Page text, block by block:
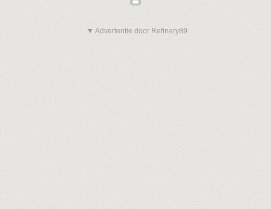
▼ Advertentie door Refinery89